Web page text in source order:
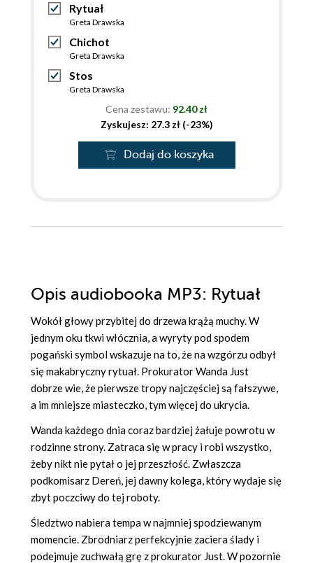
Rytuał
Greta Drawska
Chichot
Greta Drawska
Stos
Greta Drawska
Cena zestawu: 92.40 zł
Zyskujesz: 27.3 zł (-23%)
Dodaj do koszyka
Opis audiobooka MP3: Rytuał
Wokół głowy przybitej do drzewa krążą muchy. W
jednym oku tkwi włócznia, a wyryty pod spodem
pogański symbol wskazuje na to, że na wzgórzu odbył
się makabryczny rytuał. Prokurator Wanda Just
dobrze wie, że pierwsze tropy najczęściej są fałszywe,
a im mniejsze miasteczko, tym więcej do ukrycia.
Wanda każdego dnia coraz bardziej żałuje powrotu w
rodzinne strony. Zatraca się w pracy i robi wszystko,
żeby nikt nie pytał o jej przeszłość. Zwłaszcza
podkomisarz Dereń, jej dawny kolega, który wydaje się
zbyt poczciwy do tej roboty.
Śledztwo nabiera tempa w najmniej spodziewanym
momencie. Zbrodniarz perfekcyjnie zaciera ślady i
podejmuje zuchwałą grę z prokurator Just. W pozornie